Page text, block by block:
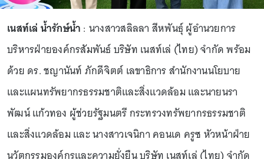
เนสท์เล่ น้ำรักษ์น้ำ : นางสาวสลิลลา สีหพันธุ์ ผู้อำนวยการ
บริหารฝ่ายองค์กรสัมพันธ์ บริษัท เนสท์เล่ (ไทย) จำกัด พร้อม
ด้วย ดร. ชญานันท์ ภักดีจิตต์ เลขาธิการ สํานักงานนโยบาย
และแผนทรัพยากรธรรมชาติและสิ่งแวดล้อม และนายนรา
พัฒน์ แก้วทอง ผู้ช่วยรัฐมนตรี กระทรวงทรัพยากรธรรมชาติ
และสิ่งแวดล้อม และ นางสาวเจนิกา คอนเด ครูซ หัวหน้าฝ่าย